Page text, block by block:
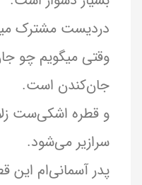
دردیست مشترک
وقتی میگویم چو
جان‌کندن است.
و قطره اشکی‌ست
سرازیر می‌شود.
پدر آسمانی‌ام